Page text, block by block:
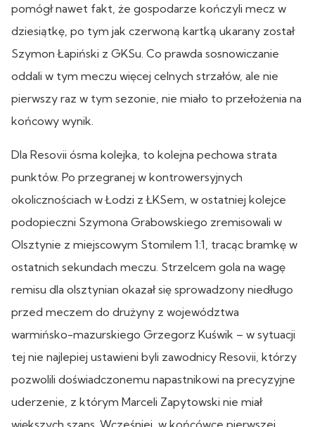
pomógł nawet fakt, że gospodarze kończyli mecz w
dziesiątkę, po tym jak czerwoną kartką ukarany został
Szymon Łapiński z GKSu. Co prawda sosnowiczanie
oddali w tym meczu więcej celnych strzałów, ale nie
pierwszy raz w tym sezonie, nie miało to przełożenia na
końcowy wynik.
Dla Resovii ósma kolejka, to kolejna pechowa strata
punktów. Po przegranej w kontrowersyjnych
okolicznościach w Łodzi z ŁKSem, w ostatniej kolejce
podopieczni Szymona Grabowskiego zremisowali w
Olsztynie z miejscowym Stomilem 1:1, tracąc bramkę w
ostatnich sekundach meczu. Strzelcem gola na wagę
remisu dla olsztynian okazał się sprowadzony niedługo
przed meczem do drużyny z województwa
warmińsko-mazurskiego Grzegorz Kuświk – w sytuacji
tej nie najlepiej ustawieni byli zawodnicy Resovii, którzy
pozwolili doświadczonemu napastnikowi na precyzyjne
uderzenie, z którym Marceli Zapytowski nie miał
większych szans. Wcześniej, w końcówce pierwszej